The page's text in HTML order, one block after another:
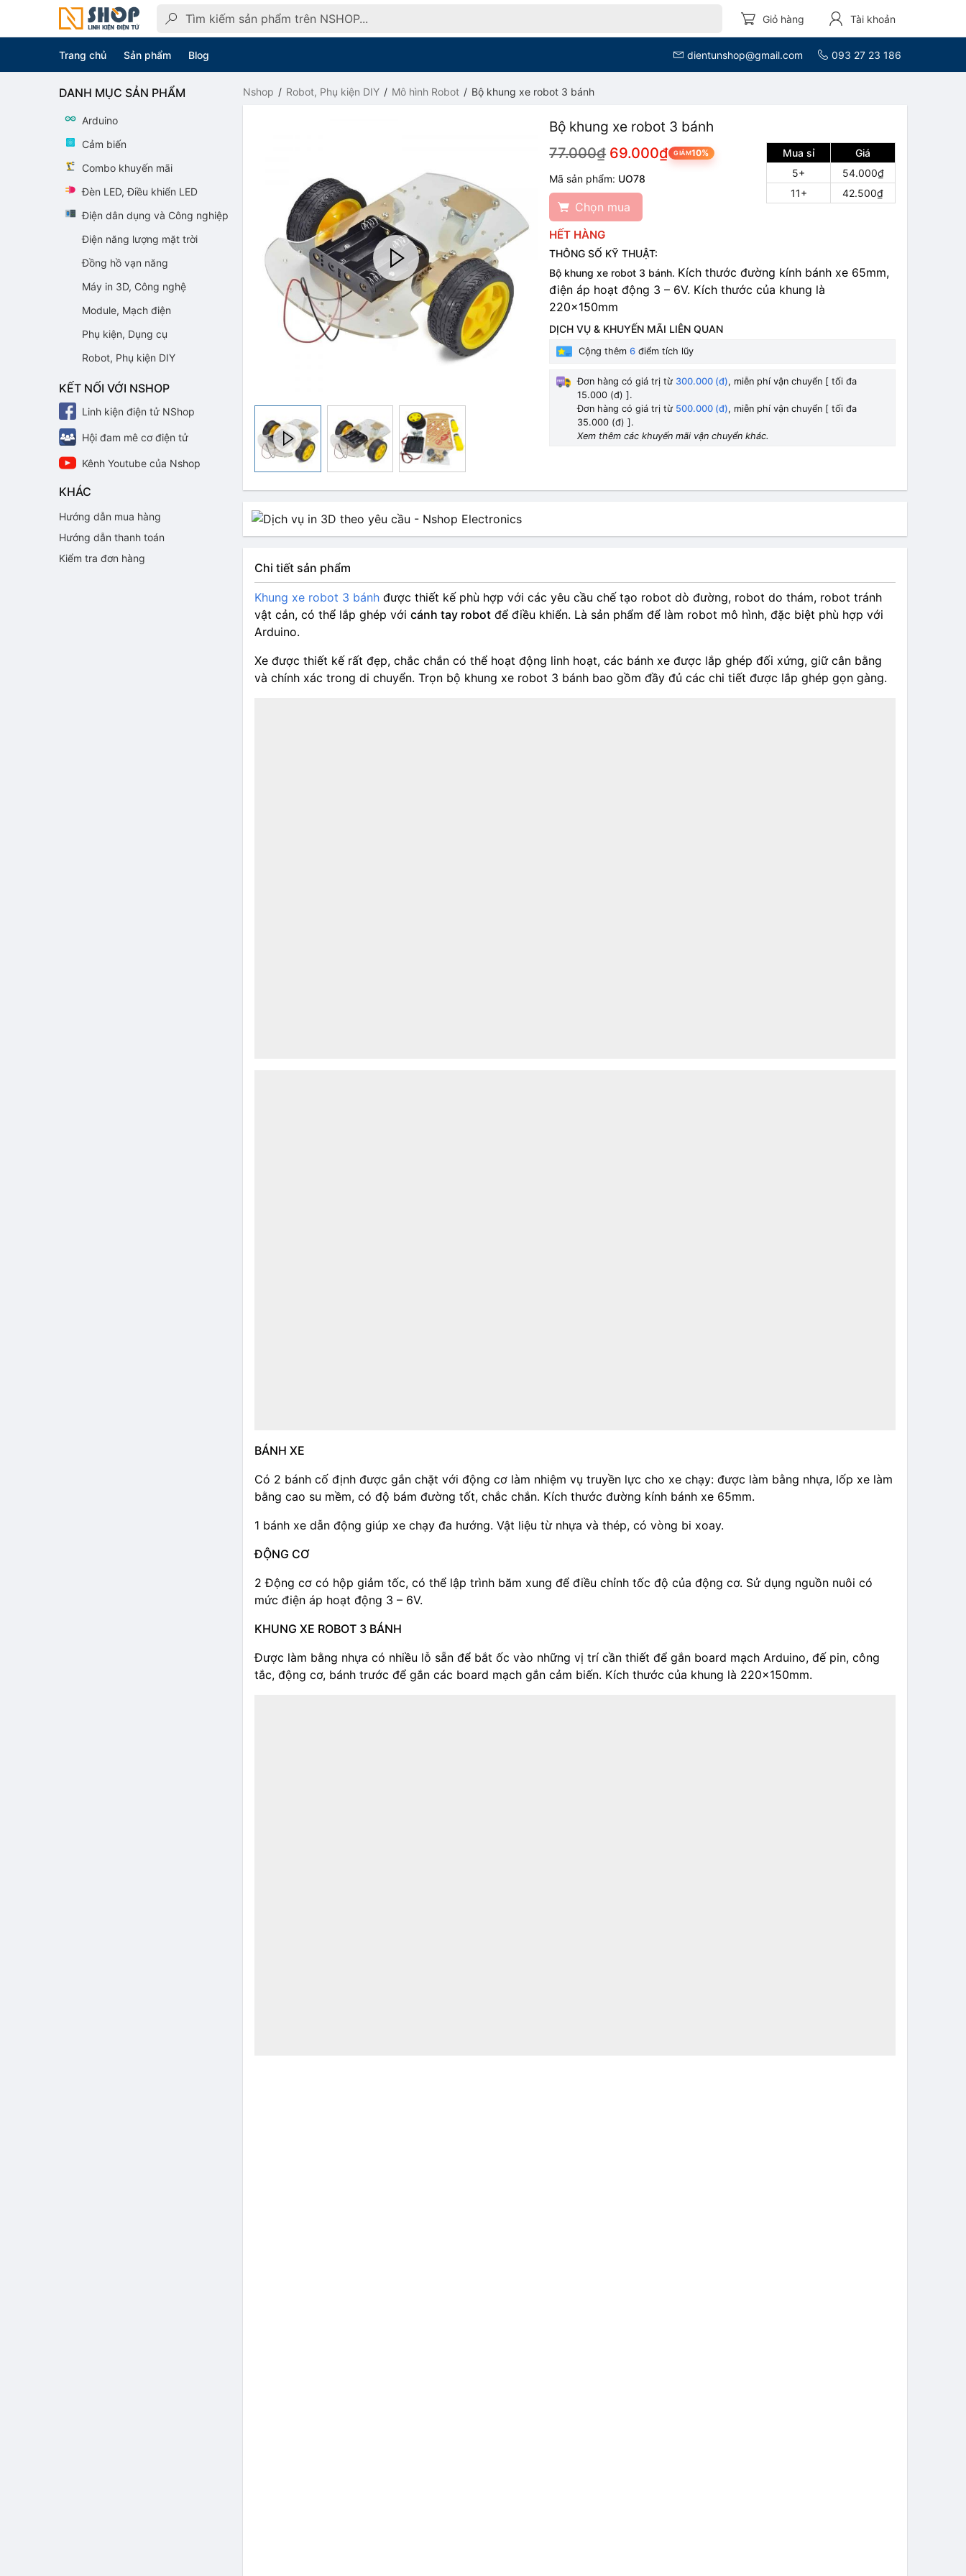
Giỏ hàng Tài khoản
Trang chủ Sản phẩm Blog dientunshop@gmail.com 093 27 23 186
Nshop Robot, Phụ kiện DIY Mô hình Robot Bộ khung xe robot 3 bánh
Bộ khung xe robot 3 bánh
77.000₫ 69.000₫ GIẢM10%
Mã sản phẩm: UO78
Chọn mua
HẾT HÀNG
Mua sỉ
Giá
5+
54.000₫
11+
42.500₫
THÔNG SỐ KỸ THUẬT:
Bộ khung xe robot 3 bánh. Kích thước đường kính bánh xe 65mm,
điện áp hoạt động 3 – 6V. Kích thước của khung là
220×150mm
DỊCH VỤ & KHUYẾN MÃI LIÊN QUAN
Cộng thêm6 điểm tích lũy
Đơn hàng có giá trị từ 300.000 (đ), miễn phí vận chuyển [ tối đa
15.000 (đ) ].
Đơn hàng có giá trị từ 500.000 (đ), miễn phí vận chuyển [ tối đa
35.000 (đ) ].
Xem thêm các khuyến mãi vận chuyển khác.
Chi tiết sản phẩm
Khung xe robot 3 bánh được thiết kế phù hợp với các yêu cầu chế tạo robot dò đường, robot do thám, robot tránh
vật cản, có thể lắp ghép với cánh tay robot để điều khiển. Là sản phẩm để làm robot mô hình, đặc biệt phù hợp với
Arduino.
Xe được thiết kế rất đẹp, chắc chắn có thể hoạt động linh hoạt, các bánh xe được lắp ghép đối xứng, giữ cân bằng
và chính xác trong di chuyển. Trọn bộ khung xe robot 3 bánh bao gồm đầy đủ các chi tiết được lắp ghép gọn gàng.
BÁNH XE
Có 2 bánh cố định được gắn chặt với động cơ làm nhiệm vụ truyền lực cho xe chạy: được làm bằng nhựa, lốp xe làm
bằng cao su mềm, có độ bám đường tốt, chắc chắn. Kích thước đường kính bánh xe 65mm.
1 bánh xe dẫn động giúp xe chạy đa hướng. Vật liệu từ nhựa và thép, có vòng bi xoay.
ĐỘNG CƠ
2 Động cơ có hộp giảm tốc, có thể lập trình băm xung để điều chỉnh tốc độ của động cơ. Sử dụng nguồn nuôi có
mức điện áp hoạt động 3 – 6V.
KHUNG XE ROBOT 3 BÁNH
Được làm bằng nhựa có nhiều lỗ sẵn để bắt ốc vào những vị trí cần thiết để gắn board mạch Arduino, đế pin, công
tắc, động cơ, bánh trước để gắn các board mạch gắn cảm biến. Kích thước của khung là 220×150mm.
DANH MỤC SẢN PHẨM
Arduino
Cảm biến
Combo khuyến mãi
Đèn LED, Điều khiển LED
Điện dân dụng và Công nghiệp
Điện năng lượng mặt trời
Đồng hồ vạn năng
Máy in 3D, Công nghệ
Module, Mạch điện
Phụ kiện, Dụng cụ
Robot, Phụ kiện DIY
KẾT NỐI VỚI NSHOP
Linh kiện điện tử NShop
Hội đam mê cơ điện tử
Kênh Youtube của Nshop
KHÁC
Hướng dẫn mua hàng
Hướng dẫn thanh toán
Kiểm tra đơn hàng